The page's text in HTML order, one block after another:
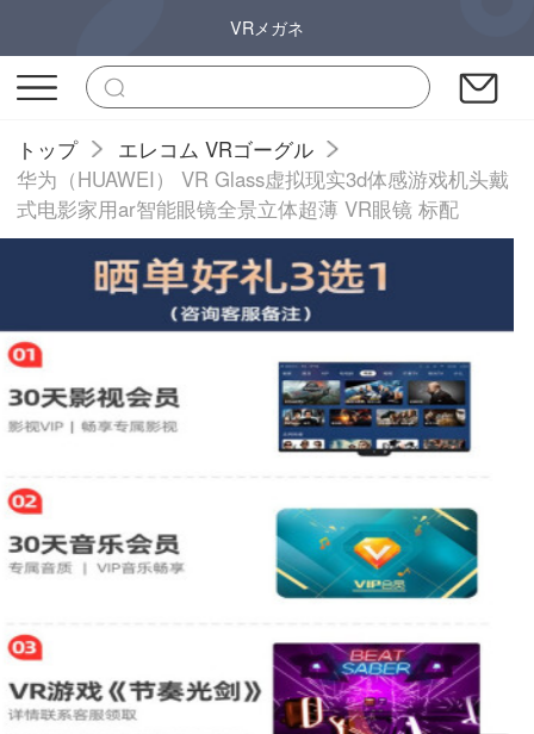
VRメガネ
トップ
エレコム VRゴーグル
华为（HUAWEI） VR Glass虚拟现实3d体感游戏机头戴
式电影家用ar智能眼镜全景立体超薄 VR眼镜 标配